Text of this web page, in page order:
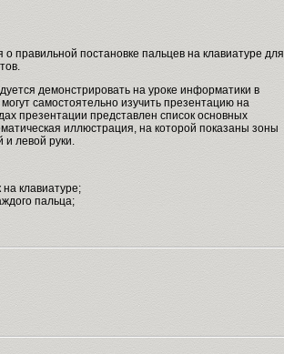
правильной постановке пальцев на клавиатуре для
демонстрировать на уроке информатики в
самостоятельно изучить презентацию на
презентации представлен список основных
иллюстрация, на которой показаны зоны
и левой руки.
клавиатуре;
пальца;